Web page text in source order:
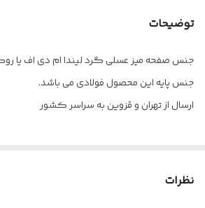
توضیحات
جنس صفحه میز عسلی گرد لیندا ام دی اف یا
جنس پایه این محصول فولادی می باشد.
ارسال از تهران و قزوین به سراسر کشور
نظرات